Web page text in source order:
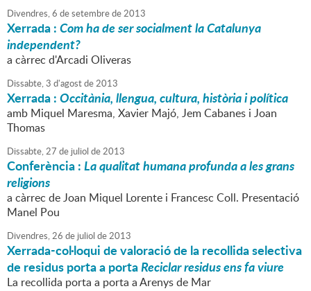
Divendres,6 desetembrede2013
Xerrada :Com ha de ser socialment la Catalunya
independent?
a càrrec d'Arcadi Oliveras
Dissabte,3 d'agostde2013
Xerrada :Occitània, llengua, cultura, història i política
amb Miquel Maresma, Xavier Majó, Jem Cabanes i Joan
Thomas
Dissabte,27 de juliol de2013
Conferència :La qualitat humana profunda a les grans
religions
a càrrec de Joan Miquel Lorente i Francesc Coll. Presentació
Manel Pou
Divendres,26 de juliol de2013
Xerrada-col·loqui de valoració de la recollida selectiva
de residus porta a portaReciclar residus ens fa viure
La recollida porta a porta a Arenys de Mar